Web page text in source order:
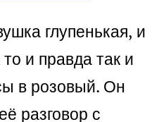
глупенькая, и
и правда так и
в розовый. Он
разговор с